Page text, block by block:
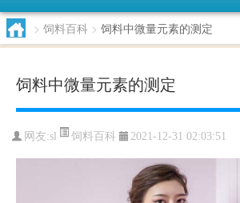
> 饲料百科 > 饲料中微量元素的测定
饲料中微量元素的测定
网友:sl 饲料百科 2021-12-31 02:03:51